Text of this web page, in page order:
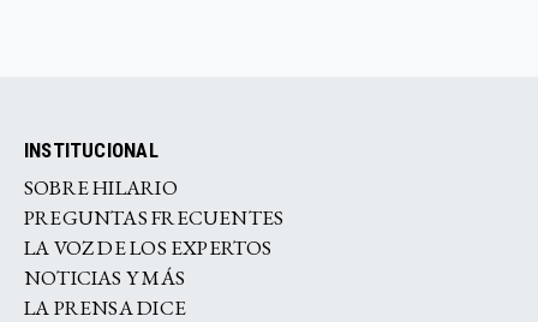
INSTITUCIONAL
SOBRE HILARIO
PREGUNTAS FRECUENTES
LA VOZ DE LOS EXPERTOS
NOTICIAS Y MÁS
LA PRENSA DICE